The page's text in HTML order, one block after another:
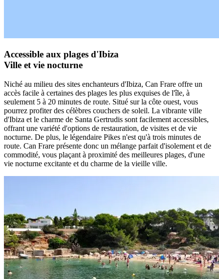
Accessible aux plages d'Ibiza
Ville et vie nocturne
Niché au milieu des sites enchanteurs d'Ibiza, Can Frare offre un
accès facile à certaines des plages les plus exquises de l'île, à
seulement 5 à 20 minutes de route. Situé sur la côte ouest, vous
pourrez profiter des célèbres couchers de soleil. La vibrante ville
d'Ibiza et le charme de Santa Gertrudis sont facilement accessibles,
offrant une variété d'options de restauration, de visites et de vie
nocturne. De plus, le légendaire Pikes n'est qu'à trois minutes de
route. Can Frare présente donc un mélange parfait d'isolement et de
commodité, vous plaçant à proximité des meilleures plages, d'une
vie nocturne excitante et du charme de la vieille ville.